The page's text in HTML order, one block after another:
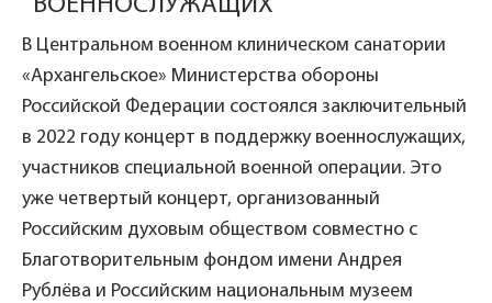
ВОЕННОСЛУЖАЩИХ
В Центральном военном клиническом санатории
«Архангельское» Министерства обороны
Российской Федерации состоялся заключительный
в 2022 году концерт в поддержку военнослужащих,
участников специальной военной операции. Это
уже четвертый концерт, организованный
Российским духовым обществом совместно с
Благотворительным фондом имени Андрея
Рублёва и Российским национальным музеем